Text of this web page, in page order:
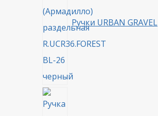
Ручки URBAN GRAVEL